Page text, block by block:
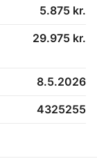
5.875 kr.
29.975 kr.
8.5.2026
4325255